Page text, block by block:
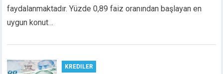
panel
Panel
Panel
Panel
faydalanmaktadır. Yüzde 0,89 faiz oranından başlayan en
uygun konut…
KREDILER